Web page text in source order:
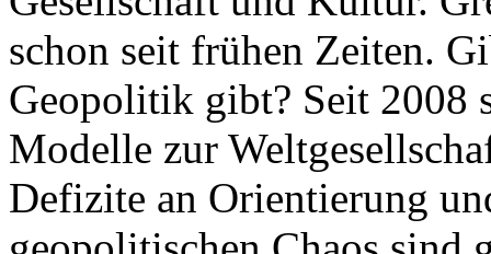
schon seit frühen Zeiten.
Geopolitik gibt? Seit 2008
Modelle zur
Defizite an Orientierung